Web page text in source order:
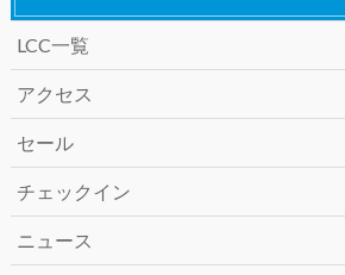
e
b
o
o
e
r
LCC一覧
アクセス
セール
チェックイン
ニュース